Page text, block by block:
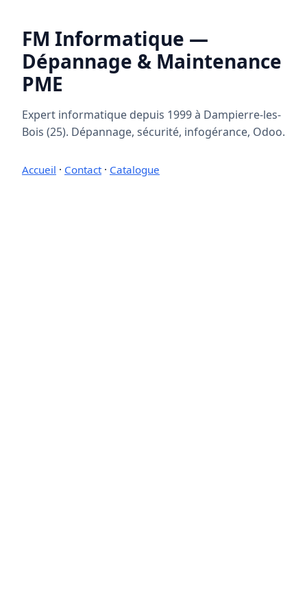
FM Informatique —
Dépannage & Maintenance
PME
Expert informatique depuis 1999 à Dampierre-les-
Bois (25). Dépannage, sécurité, infogérance, Odoo.
Accueil · Contact· Catalogue